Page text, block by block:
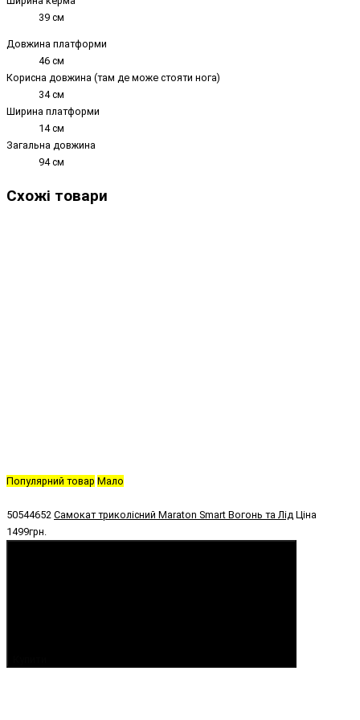
39 см
Довжина платформи
46 см
Корисна довжина (там де може стояти нога)
34 см
Ширина платформи
14 см
Загальна довжина
94 см
Схожі товари
Популярний товар Мало
50544652 Самокат триколісний Maraton Smart Вогонь та Лід Ціна
1499грн.